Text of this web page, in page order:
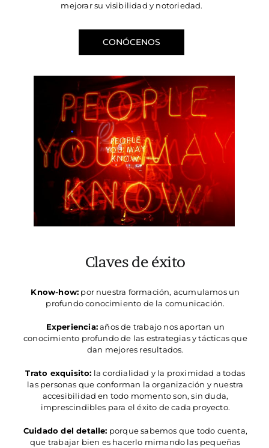
mejorar su visibilidad y notoriedad.
CONÓCENOS
Claves de éxito
Know-how: por nuestra formación, acumulamos un
profundo conocimiento de la comunicación.
Experiencia:años de trabajo nos aportan un
conocimiento profundo de las estrategias y tácticas que
dan mejores resultados.
Trato exquisito: la cordialidad y la proximidad a todas
las personas que conforman la organización y nuestra
accesibilidad en todo momento son, sin duda,
imprescindibles para el éxito de cada proyecto.
Cuidado del detalle: porque sabemos que todo cuenta,
que trabajar bien es hacerlo mimando las pequeñas